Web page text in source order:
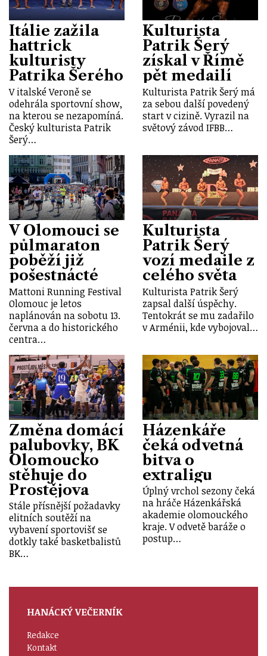
Itálie zažila
hattrick
kulturisty
Patrika Šerého
V italské Veroně se
odehrála sportovní show,
na kterou se nezapomíná.
Český kulturista Patrik
Šerý…
Kulturista
Patrik Šerý
získal v Římě
pět medailí
Kulturista Patrik Šerý má
za sebou další povedený
start v cizině. Vyrazil na
světový závod IFBB…
V Olomouci se
půlmaraton
poběží již
pošestnácté
Mattoni Running Festival
Olomouc je letos
naplánován na sobotu 13.
června a do historického
centra…
Kulturista
Patrik Šerý
vozí medaile z
celého světa
Kulturista Patrik Šerý
zapsal další úspěchy.
Tentokrát se mu zadařilo
v Arménii, kde vybojoval…
Změna domácí
palubovky, BK
Olomoucko
stěhuje do
Prostějova
Stále přísnější požadavky
elitních soutěží na
vybavení sportovišť se
dotkly také basketbalistů
BK…
Házenkáře
čeká odvetná
bitva o
extraligu
Úplný vrchol sezony čeká
na hráče Házenkářská
akademie olomouckého
kraje. V odvetě baráže o
postup…
HANÁCKÝ VEČERNÍK
Redakce
Kontakt